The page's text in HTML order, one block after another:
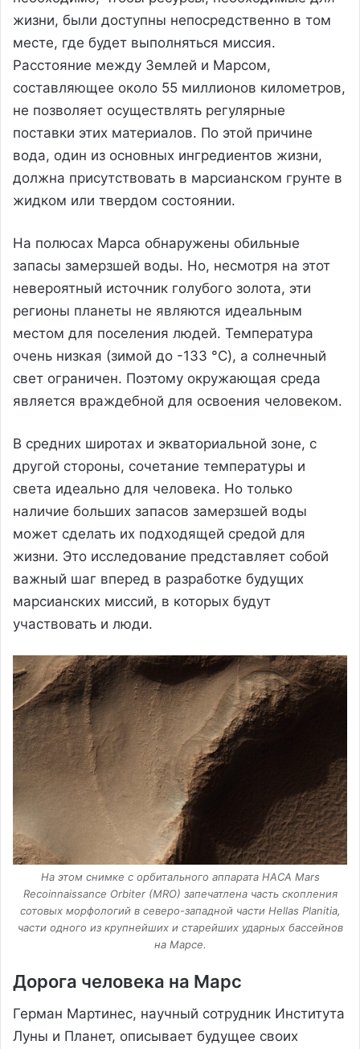
жизни, были доступны непосредственно в том
месте, где будет выполняться миссия.
Расстояние между Землей и Марсом,
составляющее около 55 миллионов километров,
не позволяет осуществлять регулярные
поставки этих материалов. По этой причине
вода, один из основных ингредиентов жизни,
должна присутствовать в марсианском грунте в
жидком или твердом состоянии.
На полюсах Марса обнаружены обильные
запасы замерзшей воды. Но, несмотря на этот
невероятный источник голубого золота, эти
регионы планеты не являются идеальным
местом для поселения людей. Температура
очень низкая (зимой до -133 °C), а солнечный
свет ограничен. Поэтому окружающая среда
является враждебной для освоения человеком.
В средних широтах и экваториальной зоне, с
другой стороны, сочетание температуры и
света идеально для человека. Но только
наличие больших запасов замерзшей воды
может сделать их подходящей средой для
жизни. Это исследование представляет собой
важный шаг вперед в разработке будущих
марсианских миссий, в которых будут
участвовать и люди.
На этом снимке с орбитального аппарата НАСА Mars
Recoinnaissance Orbiter (MRO) запечатлена часть скопления
сотовых морфологий в северо-западной части Hellas Planitia,
части одного из крупнейших и старейших ударных бассейнов
на Марсе.
Дорога человека на Марс
Герман Мартинес, научный сотрудник Института
Луны и Планет, описывает будущее своих